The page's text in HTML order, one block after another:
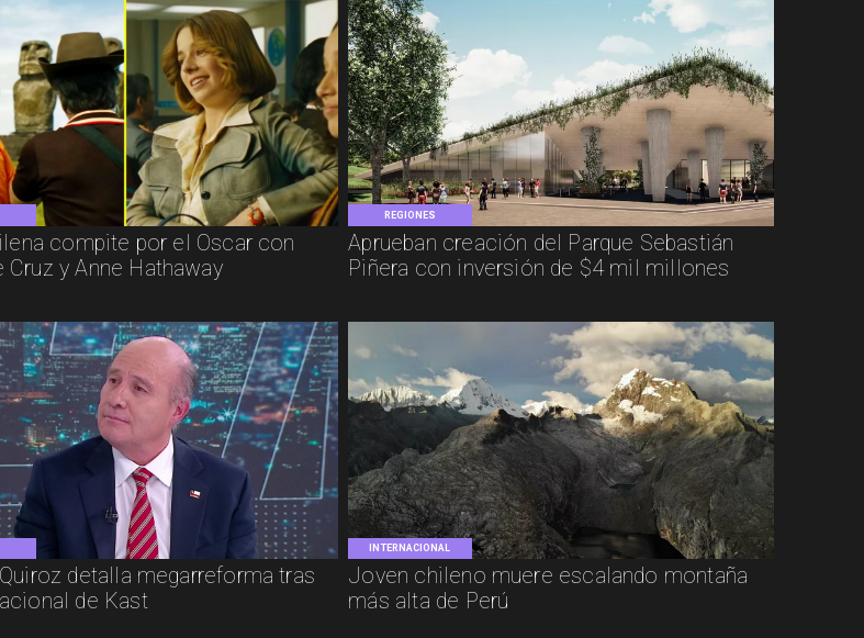
compite por el Oscar con
Cruz y Anne Hathaway
REGIONES
Aprueban creación del Parque Sebastián
Piñera con inversión de $4 mil millones
detalla megarreforma tras
de Kast
INTERNACIONAL
Joven chileno muere escalando montaña
más alta de Perú